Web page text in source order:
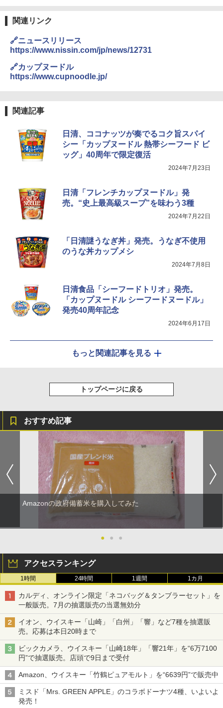
関連リンク
🔗ニュースリリース
https://www.nissin.com/jp/news/12731
🔗カップヌードル
https://www.cupnoodle.jp/
関連記事
日清、ココナッツが奏でるコク旨スパイ
シー「カップヌードル 熱帯シーフード ビ
ッグ」40周年で限定復活
2024年7月23日
日清「フレンチカップヌードル」発
売。“史上最高級スープ”を味わう3種
2024年7月22日
「日清謎うなぎ丼」発売。うなぎ不使用
のうな丼カップメシ
2024年7月8日
日清食品「シーフードトリオ」発売。
「カップヌードル シーフードヌードル」
発売40周年記念
2024年6月17日
もっと関連記事を見る
トップページに戻る
おすすめ記事
Amazonの政府備蓄米を購入してみた
● ● ●
アクセスランキング
1時間 24時間 1週間 1カ月
カルディ、オンライン限定「ネコバッグ＆タンブラーセット」を
一般販売。7月の抽選販売の当選無効分
イオン、ウイスキー「山崎」「白州」「響」など7種を抽選販
売。応募は本日20時まで
ビックカメラ、ウイスキー「山崎18年」「響21年」を“6万7100
円”で抽選販売。店頭で9日まで受付
Amazon、ウイスキー「竹鶴ピュアモルト」を“6639円”で販売中
ミスド「Mrs. GREEN APPLE」のコラボドーナツ4種、いよいよ
発売！